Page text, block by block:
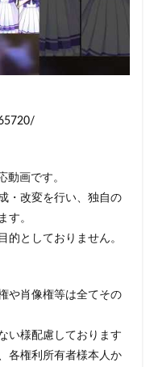
動画です。
・改変を行い、独自の
す。
的としておりません。
や肖像権等は全てその
い様配慮しております
各権利所有者様本人か